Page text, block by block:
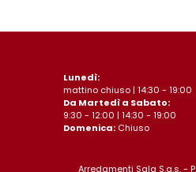
Lunedì:
mattino chiuso | 14:30 - 19:00
Da Martedì a Sabato:
9:30 - 12:00 | 14:30 - 19:00
Domenica: Chiuso
Arredamenti Sala S.a.s. -